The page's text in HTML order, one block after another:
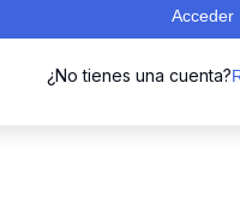
Acceder
¿No tienes una cuenta?